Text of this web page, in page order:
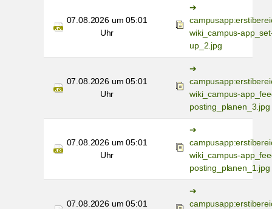
07.08.2026 um 05:01
Uhr
wiki_campus-
up_2.jpg
07.08.2026 um 05:01
Uhr
wiki_campus-
posting_planen_3.jpg
07.08.2026 um 05:01
Uhr
wiki_campus-
posting_planen_1.jpg
07.08.2026 um 05:01